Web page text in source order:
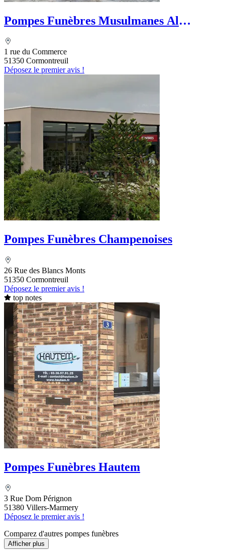
Pompes Funèbres Musulmanes Al
1 rue du Commerce
51350 Cormontreuil
Déposez le premier avis !
Pompes Funèbres Champenoises
26 Rue des Blancs Monts
51350 Cormontreuil
Déposez le premier avis !
top notes
Pompes Funèbres Hautem
3 Rue Dom Pérignon
51380 Villers-Marmery
Déposez le premier avis !
Comparez d'autres pompes funèbres
Afficher plus